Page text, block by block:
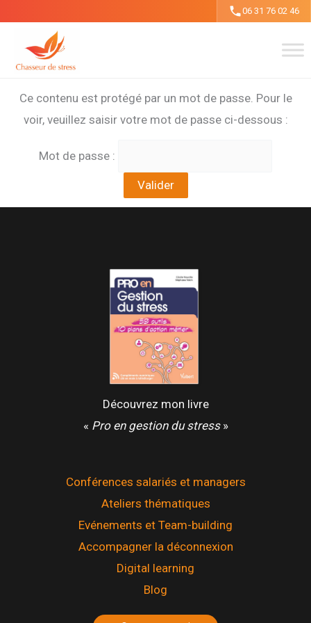
contenu
06 31 76 02 46
Ce contenu est protégé par un mot de passe. Pour le
voir, veuillez saisir votre mot de passe ci-dessous :
Mot de passe :
Découvrez mon livre
« Pro en gestion du stress»
Conférences salariés et managers
Ateliers thématiques
Evénements et Team-building
Accompagner la déconnexion
Digital learning
Blog